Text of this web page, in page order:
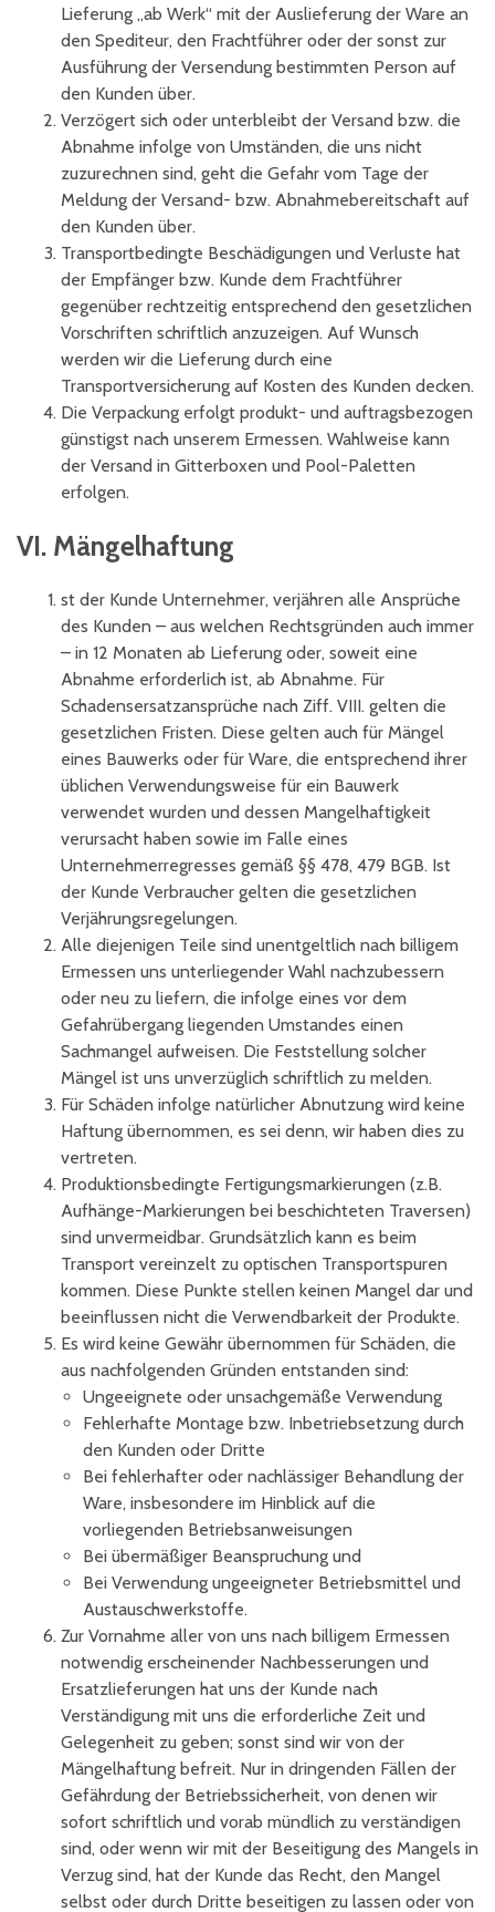
Lieferung „ab Werk“ mit der Auslieferung der Ware an
den Spediteur, den Frachtführer oder der sonst zur
Ausführung der Versendung bestimmten Person auf
den Kunden über.
Verzögert sich oder unterbleibt der Versand bzw. die
Abnahme infolge von Umständen, die uns nicht
zuzurechnen sind, geht die Gefahr vom Tage der
Meldung der Versand- bzw. Abnahmebereitschaft auf
den Kunden über.
Transportbedingte Beschädigungen und Verluste hat
der Empfänger bzw. Kunde dem Frachtführer
gegenüber rechtzeitig entsprechend den gesetzlichen
Vorschriften schriftlich anzuzeigen. Auf Wunsch
werden wir die Lieferung durch eine
Transportversicherung auf Kosten des Kunden decken.
Die Verpackung erfolgt produkt- und auftragsbezogen
günstigst nach unserem Ermessen. Wahlweise kann
der Versand in Gitterboxen und Pool-Paletten
erfolgen.
VI. Mängelhaftung
st der Kunde Unternehmer, verjähren alle Ansprüche
des Kunden – aus welchen Rechtsgründen auch immer
– in 12 Monaten ab Lieferung oder, soweit eine
Abnahme erforderlich ist, ab Abnahme. Für
Schadensersatzansprüche nach Ziff. VIII. gelten die
gesetzlichen Fristen. Diese gelten auch für Mängel
eines Bauwerks oder für Ware, die entsprechend ihrer
üblichen Verwendungsweise für ein Bauwerk
verwendet wurden und dessen Mangelhaftigkeit
verursacht haben sowie im Falle eines
Unternehmerregresses gemäß §§ 478, 479 BGB. Ist
der Kunde Verbraucher gelten die gesetzlichen
Verjährungsregelungen.
Alle diejenigen Teile sind unentgeltlich nach billigem
Ermessen uns unterliegender Wahl nachzubessern
oder neu zu liefern, die infolge eines vor dem
Gefahrübergang liegenden Umstandes einen
Sachmangel aufweisen. Die Feststellung solcher
Mängel ist uns unverzüglich schriftlich zu melden.
Für Schäden infolge natürlicher Abnutzung wird keine
Haftung übernommen, es sei denn, wir haben dies zu
vertreten.
Produktionsbedingte Fertigungsmarkierungen (z.B.
Aufhänge-Markierungen bei beschichteten Traversen)
sind unvermeidbar. Grundsätzlich kann es beim
Transport vereinzelt zu optischen Transportspuren
kommen. Diese Punkte stellen keinen Mangel dar und
beeinflussen nicht die Verwendbarkeit der Produkte.
Es wird keine Gewähr übernommen für Schäden, die
aus nachfolgenden Gründen entstanden sind:
Ungeeignete oder unsachgemäße Verwendung
Fehlerhafte Montage bzw. Inbetriebsetzung durch
den Kunden oder Dritte
Bei fehlerhafter oder nachlässiger Behandlung der
Ware, insbesondere im Hinblick auf die
vorliegenden Betriebsanweisungen
Bei übermäßiger Beanspruchung und
Bei Verwendung ungeeigneter Betriebsmittel und
Austauschwerkstoffe.
Zur Vornahme aller von uns nach billigem Ermessen
notwendig erscheinender Nachbesserungen und
Ersatzlieferungen hat uns der Kunde nach
Verständigung mit uns die erforderliche Zeit und
Gelegenheit zu geben; sonst sind wir von der
Mängelhaftung befreit. Nur in dringenden Fällen der
Gefährdung der Betriebssicherheit, von denen wir
sofort schriftlich und vorab mündlich zu verständigen
sind, oder wenn wir mit der Beseitigung des Mangels in
Verzug sind, hat der Kunde das Recht, den Mangel
selbst oder durch Dritte beseitigen zu lassen oder von